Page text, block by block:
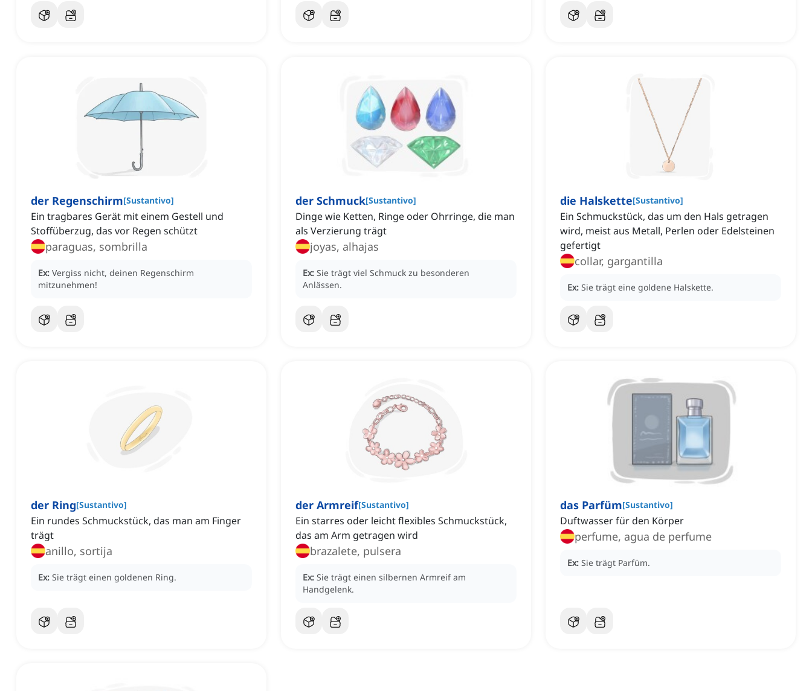
der Regenschirm[Sustantivo]
Ein tragbares Gerät mit einem Gestell und
Stoffüberzug, das vor Regen schützt
paraguas, sombrilla
Ex: Vergiss nicht, deinen Regenschirm
mitzunehmen!
der Schmuck[Sustantivo]
Dinge wie Ketten, Ringe oder Ohrringe, die man
als Verzierung trägt
joyas, alhajas
Ex: Sie trägt viel Schmuck zu besonderen
Anlässen.
die Halskette[Sustantivo]
Ein Schmuckstück, das um den Hals getragen
wird, meist aus Metall, Perlen oder Edelsteinen
gefertigt
collar, gargantilla
Ex: Sie trägt eine goldene Halskette.
der Ring[Sustantivo]
Ein rundes Schmuckstück, das man am Finger
trägt
anillo, sortija
Ex: Sie trägt einen goldenen Ring.
der Armreif[Sustantivo]
Ein starres oder leicht flexibles Schmuckstück,
das am Arm getragen wird
brazalete, pulsera
Ex: Sie trägt einen silbernen Armreif am
Handgelenk.
das Parfüm[Sustantivo]
Duftwasser für den Körper
perfume, agua de perfume
Ex: Sie trägt Parfüm.